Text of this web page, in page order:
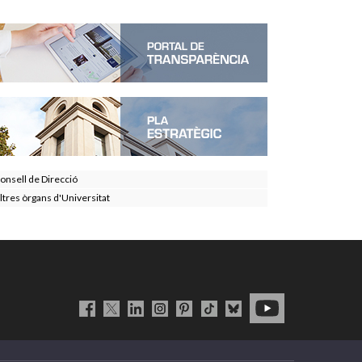
de Direcció
òrgans d'Universitat